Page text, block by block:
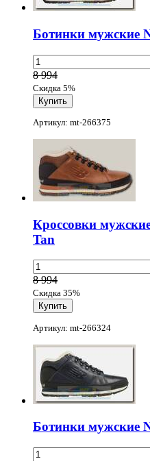
Ботинки мужские
8 994
Скидка 5%
Артикул: mt-266375
Кроссовки
Tan
8 994
Скидка 35%
Артикул: mt-266324
Ботинки мужские